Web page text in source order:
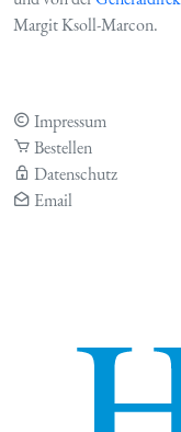
Margit Ksoll-Marcon.
Impressum
Bestellen
Datenschutz
Email